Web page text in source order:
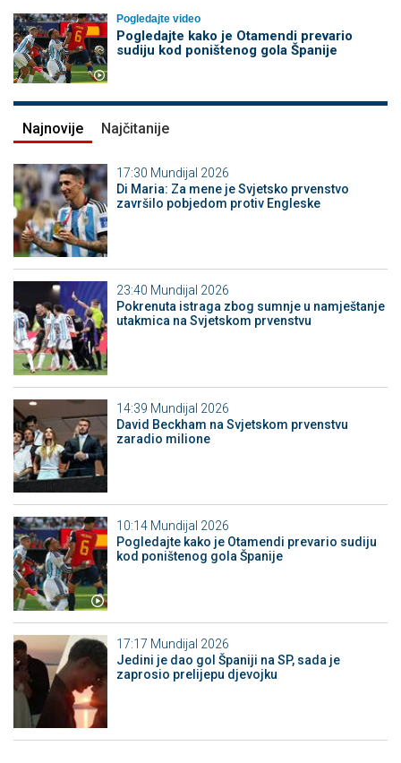
Pogledajte video
Pogledajte kako je Otamendi prevario
sudiju kod poništenog gola Španije
Najnovije Najčitanije
17:30 Mundijal 2026
Di Maria: Za mene je Svjetsko prvenstvo
završilo pobjedom protiv Engleske
23:40 Mundijal 2026
Pokrenuta istraga zbog sumnje u namještanje
utakmica na Svjetskom prvenstvu
14:39 Mundijal 2026
David Beckham na Svjetskom prvenstvu
zaradio milione
10:14 Mundijal 2026
Pogledajte kako je Otamendi prevario sudiju
kod poništenog gola Španije
17:17 Mundijal 2026
Jedini je dao gol Španiji na SP, sada je
zaprosio prelijepu djevojku